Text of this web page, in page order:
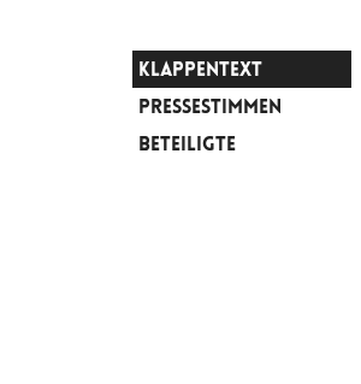
KLAPPENTEXT
PRESSESTIMMEN
BETEILIGTE